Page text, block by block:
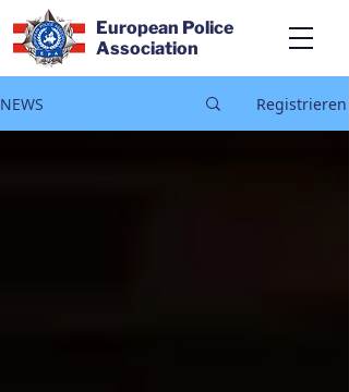
European Police
Association
NEWS Registrieren